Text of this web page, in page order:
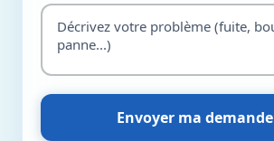
Envoyer ma demande